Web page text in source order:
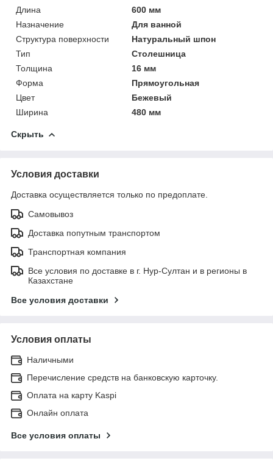
Длина
600 мм
Назначение
Для ванной
Структура поверхности
Натуральный шпон
Тип
Столешница
Толщина
16 мм
Форма
Прямоугольная
Цвет
Бежевый
Ширина
480 мм
Скрыть
Условия доставки
Доставка осуществляется только по предоплате.
Самовывоз
Доставка попутным транспортом
Транспортная компания
Все условия по доставке в г. Нур-Султан и в регионы в
Казахстане
Все условия доставки
Условия оплаты
Наличными
Перечисление средств на банковскую карточку.
Оплата на карту Kaspi
Онлайн оплата
Все условия оплаты